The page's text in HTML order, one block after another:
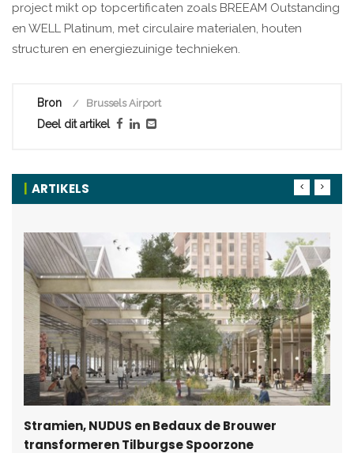
project mikt op topcertificaten zoals BREEAM Outstanding
en WELL Platinum, met circulaire materialen, houten
structuren en energiezuinige technieken.
Bron Brussels Airport
Deel dit artikel
ARTIKELS
Stramien, NUDUS en Bedaux de Brouwer
transformeren Tilburgse Spoorzone